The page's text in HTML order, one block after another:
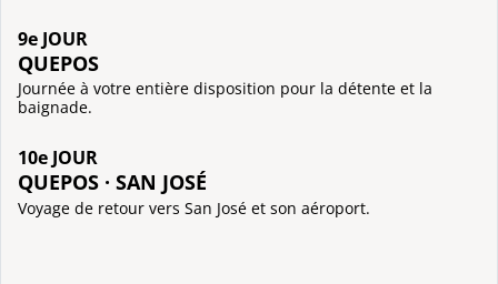
9e JOUR
QUEPOS
Journée à votre entière disposition pour la détente et la
baignade.
10e JOUR
QUEPOS · SAN JOSÉ
Voyage de retour vers San José et son aéroport.